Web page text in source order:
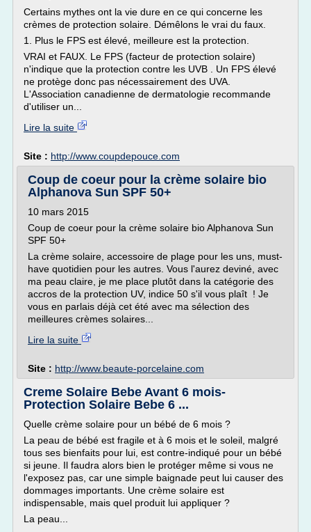
Certains mythes ont la vie dure en ce qui concerne les
crèmes de protection solaire. Démêlons le vrai du faux.
1. Plus le FPS est élevé, meilleure est la protection.
VRAI et FAUX. Le FPS (facteur de protection solaire)
n'indique que la protection contre les UVB . Un FPS élevé
ne protège donc pas nécessairement des UVA.
L'Association canadienne de dermatologie recommande
d'utiliser un...
Lire la suite
Site : http://www.coupdepouce.com
Coup de coeur pour la crème solaire bio
Alphanova Sun SPF 50+
10 mars 2015
Coup de coeur pour la crème solaire bio Alphanova Sun
SPF 50+
La crème solaire, accessoire de plage pour les uns, must-
have quotidien pour les autres. Vous l'aurez deviné, avec
ma peau claire, je me place plutôt dans la catégorie des
accros de la protection UV, indice 50 s'il vous plaît ! Je
vous en parlais déjà cet été avec ma sélection des
meilleures crèmes solaires...
Lire la suite
Site : http://www.beaute-porcelaine.com
Creme Solaire Bebe Avant 6 mois-
Protection Solaire Bebe 6 ...
Quelle crème solaire pour un bébé de 6 mois ?
La peau de bébé est fragile et à 6 mois et le soleil, malgré
tous ses bienfaits pour lui, est contre-indiqué pour un bébé
si jeune. Il faudra alors bien le protéger même si vous ne
l'exposez pas, car une simple baignade peut lui causer des
dommages importants. Une crème solaire est
indispensable, mais quel produit lui appliquer ?
La peau...